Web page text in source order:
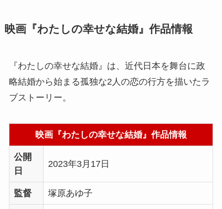
映画『わたしの幸せな結婚』作品情報
『わたしの幸せな結婚』は、近代日本を舞台に政
略結婚から始まる孤独な2人の恋の行方を描いたラ
ブストーリー。
映画『わたしの幸せな結婚』作品情報
公開
日
2023年3月17日
監督 塚原あゆ子